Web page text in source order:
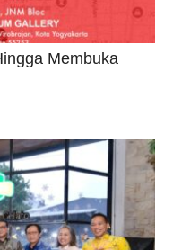
Membuka